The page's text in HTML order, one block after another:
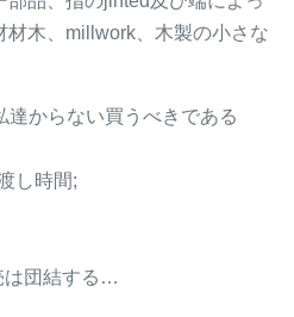
材木、millwork、木製の小さな
達からない買うべきである
し時間;
は団結する…